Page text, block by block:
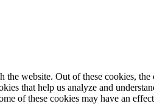
website. Out of these cookies,
that help us analyze and
of these cookies may have an